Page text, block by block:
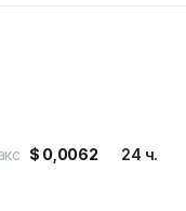
$ 0,0062 24 ч.